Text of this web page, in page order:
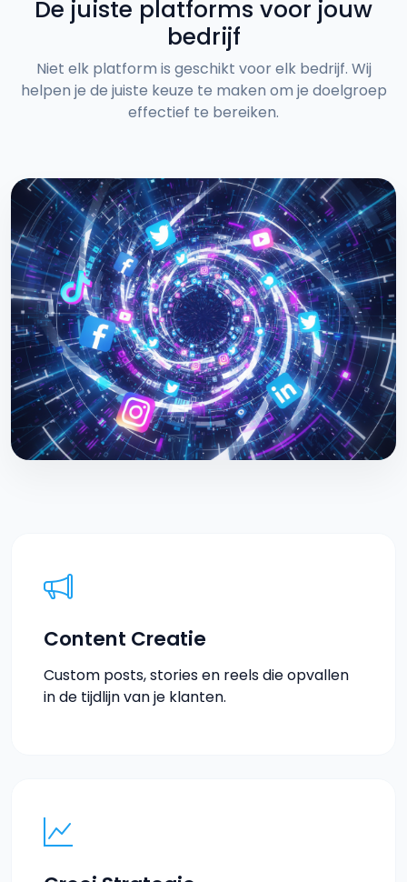
De juiste platforms voor jouw
bedrijf
Niet elk platform is geschikt voor elk bedrijf. Wij
helpen je de juiste keuze te maken om je doelgroep
effectief te bereiken.
Content Creatie
Custom posts, stories en reels die opvallen
in de tijdlijn van je klanten.